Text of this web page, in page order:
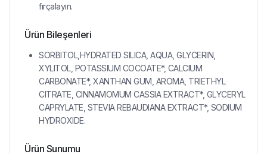
fırçalayın.
Ürün Bileşenleri
SORBITOL,HYDRATED SILICA, AQUA, GLYCERIN,
XYLITOL, POTASSIUM COCOATE*, CALCIUM
CARBONATE*, XANTHAN GUM, AROMA, TRIETHYL
CITRATE, CINNAMOMUM CASSIA EXTRACT*, GLYCERYL
CAPRYLATE, STEVIA REBAUDIANA EXTRACT*, SODIUM
HYDROXIDE.
Ürün Sunumu